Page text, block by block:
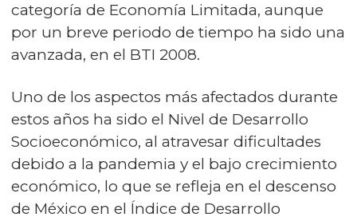
categoría de Economía Limitada, aunque
por un breve periodo de tiempo ha sido una
avanzada, en el BTI 2008.
Uno de los aspectos más afectados durante
estos años ha sido el Nivel de Desarrollo
Socioeconómico, al atravesar dificultades
debido a la pandemia y el bajo crecimiento
económico, lo que se refleja en el descenso
de México en el Índice de Desarrollo